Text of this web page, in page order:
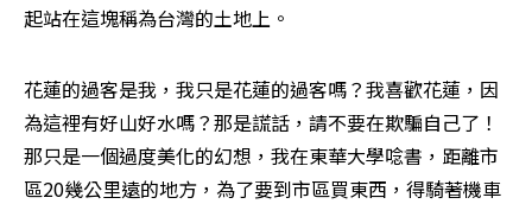
起站在這塊稱為台灣的土地上。
花蓮的過客是我，我只是花蓮的過客嗎？我喜歡花蓮，因
為這裡有好山好水嗎？那是謊話，請不要在欺騙自己了！
那只是一個過度美化的幻想，我在東華大學唸書，距離市
區20幾公里遠的地方，為了要到市區買東西，得騎著機車